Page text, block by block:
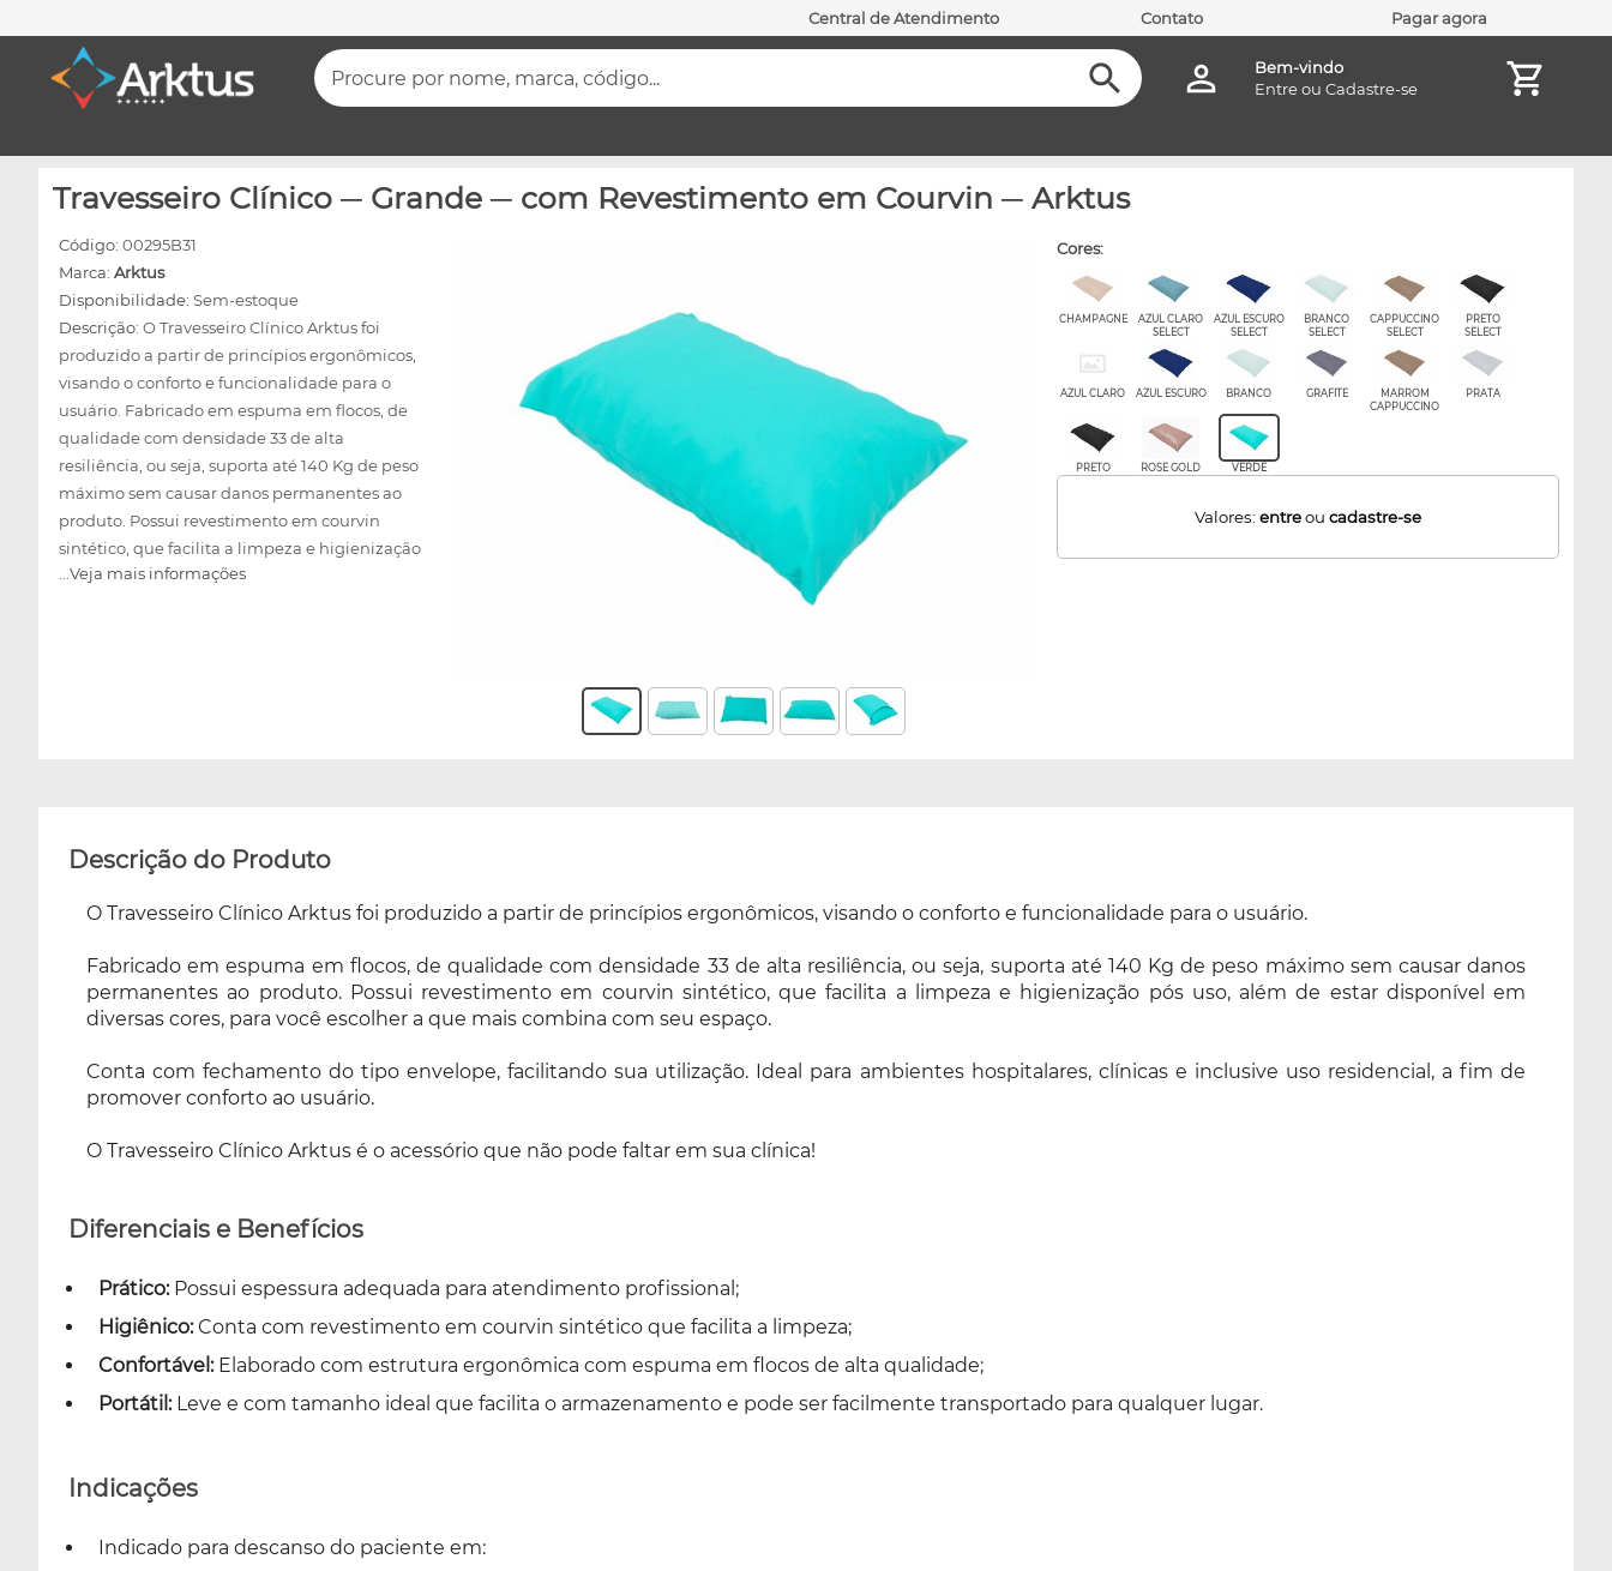
Central de Atendimento Contato Pagar agora
Procure por nome, marca, código...
Bem-vindo
Entreou Cadastre-se
Travesseiro Clínico ─ Grande ─ com Revestimento em Courvin ─ Arktus
Código: 00295B31
Marca: Arktus
Disponibilidade: Sem-estoque
Descrição: O Travesseiro Clínico Arktus foi
produzido a partir de princípios ergonômicos,
visando o conforto e funcionalidade para o
usuário. Fabricado em espuma em flocos, de
qualidade com densidade 33 de alta
resiliência, ou seja, suporta até 140 Kg de peso
máximo sem causar danos permanentes ao
produto. Possui revestimento em courvin
sintético, que facilita a limpeza e higienização
pós uso, além de estar disponível em diversas
...Veja mais informações
cores:
CHAMPAGNE
AZUL CLARO
SELECT
AZUL ESCURO
SELECT
BRANCO
SELECT
CAPPUCCINO
SELECT
PRETO
SELECT
AZUL CLARO AZUL ESCURO BRANCO GRAFITE
MARROM
CAPPUCCINO
PRATA
PRETO ROSE GOLD VERDE
Valores:entreoucadastre-se
Descrição do Produto
O Travesseiro Clínico Arktus foi produzido a partir de princípios ergonômicos, visando o conforto e funcionalidade para o usuário.
Fabricado em espuma em flocos, de qualidade com densidade 33 de alta resiliência, ou seja, suporta até 140 Kg de peso máximo sem causar danos
permanentes ao produto. Possui revestimento em courvin sintético, que facilita a limpeza e higienização pós uso, além de estar disponível em
diversas cores, para você escolher a que mais combina com seu espaço.
Conta com fechamento do tipo envelope, facilitando sua utilização. Ideal para ambientes hospitalares, clínicas e inclusive uso residencial, a fim de
promover conforto ao usuário.
O Travesseiro Clínico Arktus é o acessório que não pode faltar em sua clínica!
Diferenciais e Benefícios
Prático:Possui espessura adequada para atendimento profissional;
Higiênico:Conta com revestimento em courvin sintético que facilita a limpeza;
Confortável:Elaborado com estrutura ergonômica com espuma em flocos de alta qualidade;
Portátil:Leve e com tamanho ideal que facilita o armazenamento e pode ser facilmente transportado para qualquer lugar.
Indicações
Indicado para descanso do paciente em: